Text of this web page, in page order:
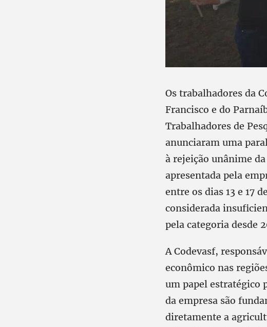
Os trabalhadores da
Francisco e do
Trabalhadores de
anunciaram uma
à rejeição unânime
apresentada pela
entre os dias 13 e 17
considerada
pela categoria desde
A Codevasf,
econômico nas
um papel estratégico
da empresa são
diretamente a